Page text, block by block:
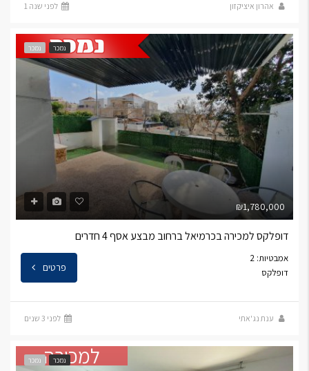
אהרון איציקזון לפני שנה 1
נמכר נמכר
₪1,780,000
דופלקס למכירה בכרמיאל ברחוב מבצע אסף 4 חדרים
אמבטיות: 2
דופלקס
פרטים
ענת נג'אתי לפני 3 שנים
נמכר נמכר למכירה